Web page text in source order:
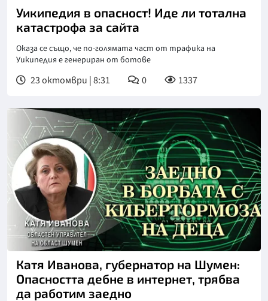
Уикипедия в опасност! Иде ли тотална
катастрофа за сайта
Оказа се също, че по-голямата част от трафика на
Уикипедия е генериран от ботове
23 октомври | 8:31 0 1337
Катя Иванова, губернатор на Шумен:
Опасността дебне в интернет, трябва
да работим заедно